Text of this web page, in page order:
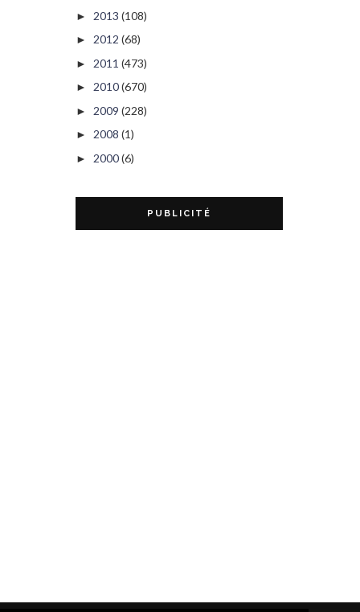
► 2013 (108)
► 2012 (68)
► 2011 (473)
► 2010(670)
► 2009 (228)
► 2008 (1)
► 2000(6)
PUBLICITÉ